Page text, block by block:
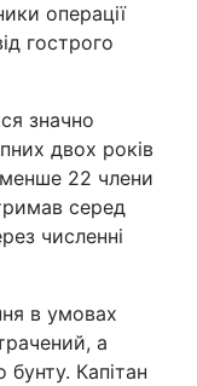
операції
гострого
значно
двох років
22 члени
серед
численні
в умовах
а
Капітан